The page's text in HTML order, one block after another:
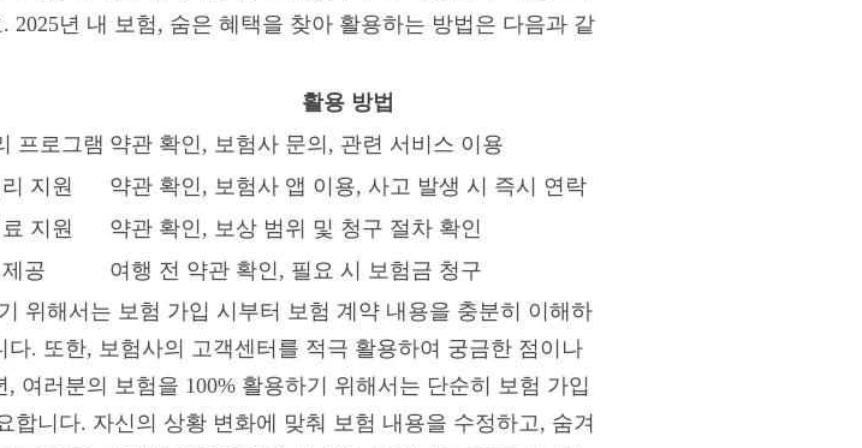
년 내 보험, 숨은 혜택을 찾아 활용하는 방법은 다음과 같
활용 방법
프로그램 약관 확인, 보험사 문의, 관련 서비스 이용
지원
약관 확인, 보험사 앱 이용, 사고 발생 시 즉시 연락
지원
약관 확인, 보상 범위 및 청구 절차 확인
공
여행 전 약관 확인, 필요 시 보험금 청구
위해서는 보험 가입 시부터 보험 계약 내용을 충분히 이해하
. 또한, 보험사의 고객센터를 적극 활용하여 궁금한 점이나
여러분의 보험을 100% 활용하기 위해서는 단순히 보험 가입
니다. 자신의 상황 변화에 맞춰 보험 내용을 수정하고, 숨겨